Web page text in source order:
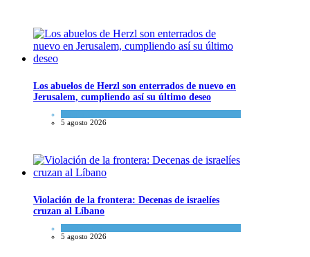
Los abuelos de Herzl son enterrados de nuevo en
Jerusalem, cumpliendo así su último deseo
5 agosto 2026
Violación de la frontera: Decenas de israelíes
cruzan al Líbano
5 agosto 2026